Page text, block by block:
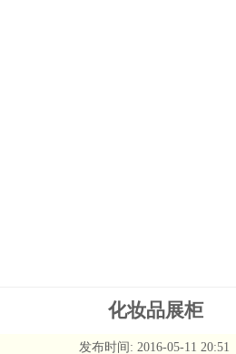
化妆品展柜
发布时间: 2016-05-11 20:51